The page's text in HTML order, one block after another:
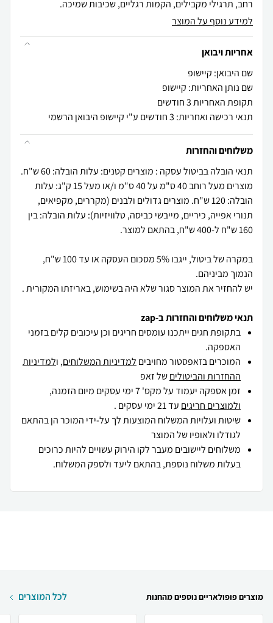
רחב, תרגילי מקבילים, הקמות רגליים, שכיבות שמיכה.
למידע נוסף על המוצר
אחריות ויבואן
שם היבואן: קיישופ
שם נותן האחריות: קיישופ
תקופת האחריות 3 חודשים
תנאי רכישה ואחריות: 3 חודשים ע"י קיישופ היבואן הרשמי
משלוחים והחזרות
תנאי הובלה בביטול עסקה : מוצרים קטנים: עלות הובלה: 60 ש"ח.
מוצרים מעל רוחב 40 ס"מ על 40 ס"מ ו/או מעל 15 ק"ג: עלות
הובלה: 120 ש"ח. מוצרים גדולים ולבנים (מקררים, מקפיאים,
תנורי אפייה, כיריים, מייבשי כביסה, טלוויזיות): עלות הובלה: בין
במקרה של ביטול, ייגבו 5% מסכום העסקה או עד 100 ש"ח,
יש להחזיר את המוצר סגור שלא היה בשימוש, באריזתו המקורית .
תנאי משלוחים והחזרות ב-zap
בתקופת חגים ייתכנו עומסים חריגים וכן עיכובים קלים בזמני
האספקה.
המוכרים בזאפסטור מחויבים למדיניות המשלוחים, ולמדיניות
ההחזרות והביטוליםשל זאפ
זמן אספקה יעמוד על מקס' 7 ימי עסקים מיום הזמנה,
ולמוצרים חריגים עד 21 ימי עסקים .
שיטות ועלויות המשלוח המוצעות לך על-ידי המוכר הן בהתאם
לגודלו ולאופיו של המוצר
משלוחים ליישובים מעבר לקו הירוק עשויים להיות כרוכים
בעלות משלוח נוספת, בהתאם ליעד ולספק המשלוח.
מוצרים פופולאריים נוספים מהחנות לכל המוצרים